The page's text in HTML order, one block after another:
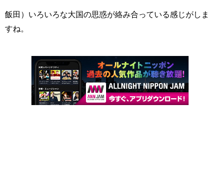
飯田）いろいろな大国の思惑が絡み合っている感じがしま
すね。